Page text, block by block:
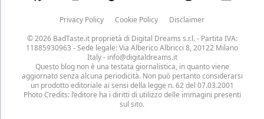
Privacy Policy Cookie Policy
Disclaimer
© 2026 BadTaste.it proprietà di Digital Dreams s.r.l.- Partita IVA:
11885930963 - Sede legale: Via Alberico Albricci 8, 20122 Milano
Italy - info@digitaldreams.it
Questo blog non è una testata giornalistica, in quanto viene
aggiornato senza alcuna periodicità. Non può pertanto considerarsi
un prodotto editoriale ai sensi della legge n. 62 del 07.03.2001
Photo Credits: l’editore ha i diritti di utilizzo delle immagini presenti
sul sito.